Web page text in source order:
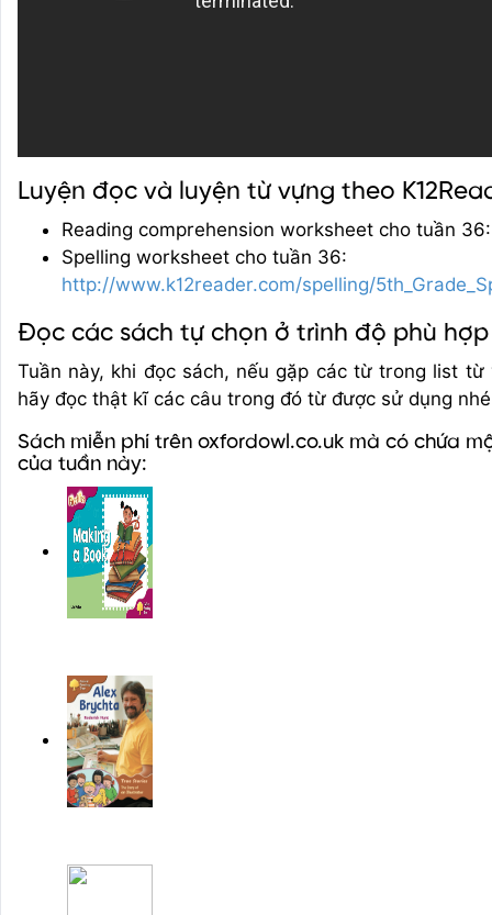
Luyện đọc và luyện từ vựng theo
Reading comprehension worksheet cho tuần
Spelling worksheet cho tuần 36:
http://www.k12reader.com/spelling/
Đọc các sách tự chọn ở trình độ phù hợp
Tuần này, khi đọc sách, nếu gặp các từ trong list
hãy đọc thật kĩ các câu trong đó từ được sử dụng
Sách miễn phí trên oxfordowl.co.uk mà có chứa
của tuần này: